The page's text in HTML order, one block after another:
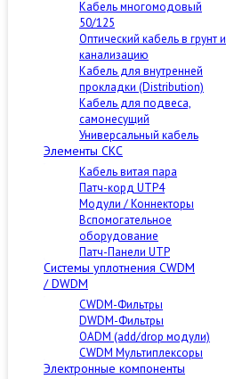
Кабель многомодовый
50/125
Оптический кабель в грунт и
канализацию
Кабель для внутренней
прокладки (Distribution)
Кабель для подвеса,
самонесущий
Универсальный кабель
Элементы СКС
Кабель витая пара
Патч-корд UTP4
Модули / Коннекторы
Вспомогательное
оборудование
Патч-Панели UTP
Cистемы уплотнения CWDM
/ DWDM
CWDM-Фильтры
DWDM-Фильтры
OADM (add/drop модули)
CWDM Мультиплексоры
Электронные компоненты